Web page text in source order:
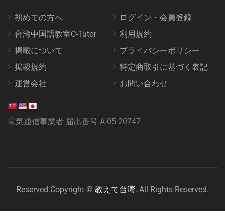
初めての方へ
台湾中国語教室C-Tutor
掲載について
掲載規約
運営会社
ログイン・会員登録
利用規約
プライバシーポリシー
特定商取引に基づく表記
お問い合わせ
電気通信事業者 届出番号 A-05-20747
Reserved.Copyright © 教えて台湾. All Rights Reserved.